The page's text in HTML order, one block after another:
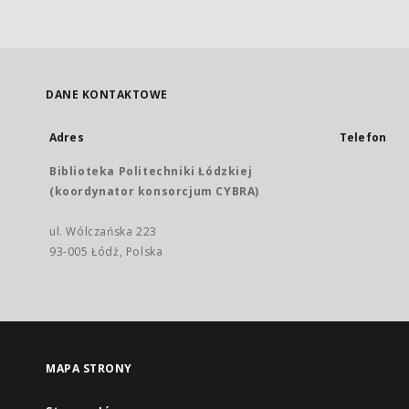
DANE KONTAKTOWE
Adres
Biblioteka Politechniki Łódzkiej
(koordynator konsorcjum CYBRA)
ul. Wólczańska 223
93-005 Łódź, Polska
Telefon
MAPA STRONY